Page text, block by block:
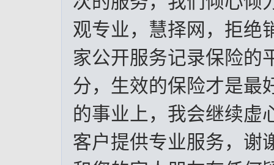
观专业，慧择网，拒绝
家公开服务记录保险的
分，生效的保险才是最
的事业上，我会继续虚
客户提供专业服务，谢